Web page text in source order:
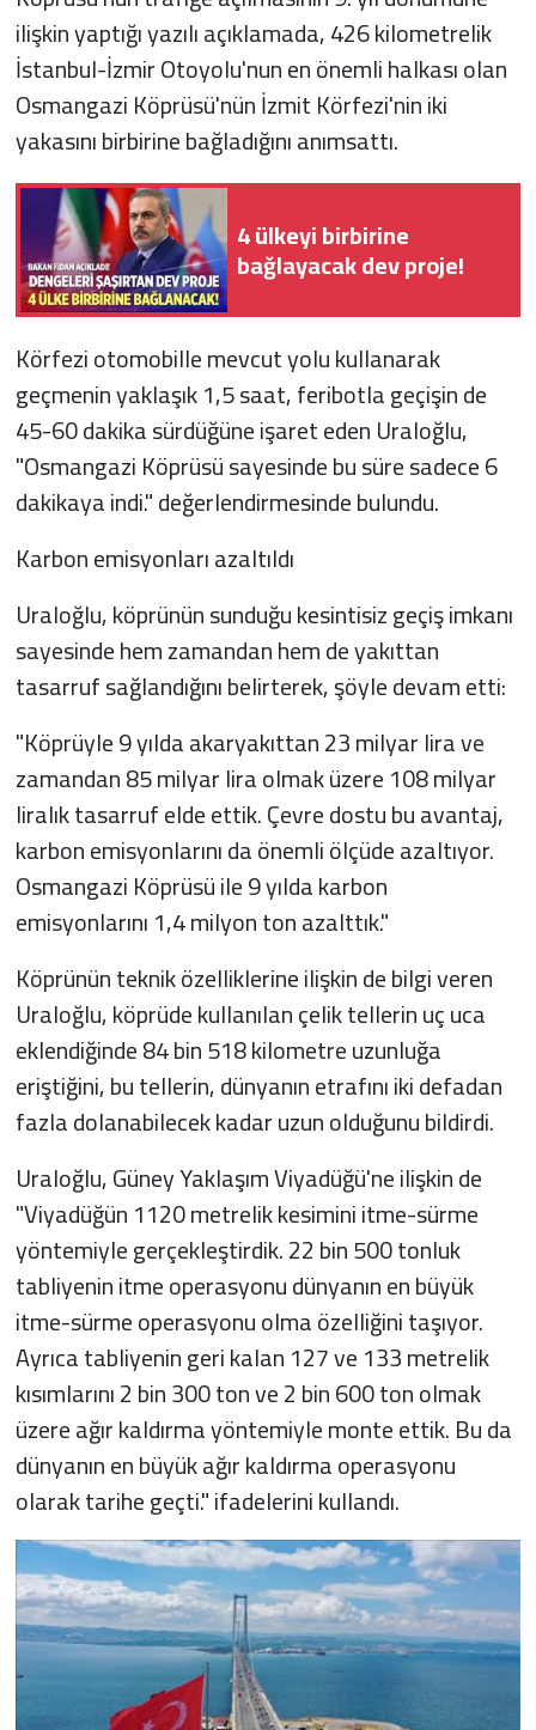
ilişkin yaptığı yazılı açıklamada, 426 kilometrelik
İstanbul-İzmir Otoyolu'nun en önemli halkası olan
Osmangazi Köprüsü'nün İzmit Körfezi'nin iki
yakasını birbirine bağladığını anımsattı.
4 ülkeyi birbirine
bağlayacak dev proje!
Körfezi otomobille mevcut yolu kullanarak
geçmenin yaklaşık 1,5 saat, feribotla geçişin de
45-60 dakika sürdüğüne işaret eden Uraloğlu,
"Osmangazi Köprüsü sayesinde bu süre sadece 6
dakikaya indi." değerlendirmesinde bulundu.
Karbon emisyonları azaltıldı
Uraloğlu, köprünün sunduğu kesintisiz geçiş imkanı
sayesinde hem zamandan hem de yakıttan
tasarruf sağlandığını belirterek, şöyle devam etti:
"Köprüyle 9 yılda akaryakıttan 23 milyar lira ve
zamandan 85 milyar lira olmak üzere 108 milyar
liralık tasarruf elde ettik. Çevre dostu bu avantaj,
karbon emisyonlarını da önemli ölçüde azaltıyor.
Osmangazi Köprüsü ile 9 yılda karbon
emisyonlarını 1,4 milyon ton azalttık."
Köprünün teknik özelliklerine ilişkin de bilgi veren
Uraloğlu, köprüde kullanılan çelik tellerin uç uca
eklendiğinde 84 bin 518 kilometre uzunluğa
eriştiğini, bu tellerin, dünyanın etrafını iki defadan
fazla dolanabilecek kadar uzun olduğunu bildirdi.
Uraloğlu, Güney Yaklaşım Viyadüğü'ne ilişkin de
"Viyadüğün 1120 metrelik kesimini itme-sürme
yöntemiyle gerçekleştirdik. 22 bin 500 tonluk
tabliyenin itme operasyonu dünyanın en büyük
itme-sürme operasyonu olma özelliğini taşıyor.
Ayrıca tabliyenin geri kalan 127 ve 133 metrelik
kısımlarını 2 bin 300 ton ve 2 bin 600 ton olmak
üzere ağır kaldırma yöntemiyle monte ettik. Bu da
dünyanın en büyük ağır kaldırma operasyonu
olarak tarihe geçti." ifadelerini kullandı.